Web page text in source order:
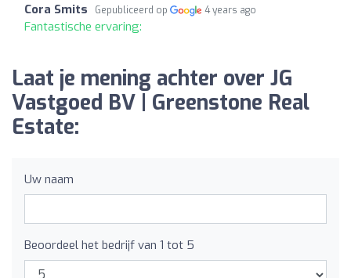
Cora Smits Gepubliceerd op 4 years ago
Fantastische ervaring:
Laat je mening achter over JG
Vastgoed BV | Greenstone Real
Estate:
Uw naam
Beoordeel het bedrijf van 1 tot 5